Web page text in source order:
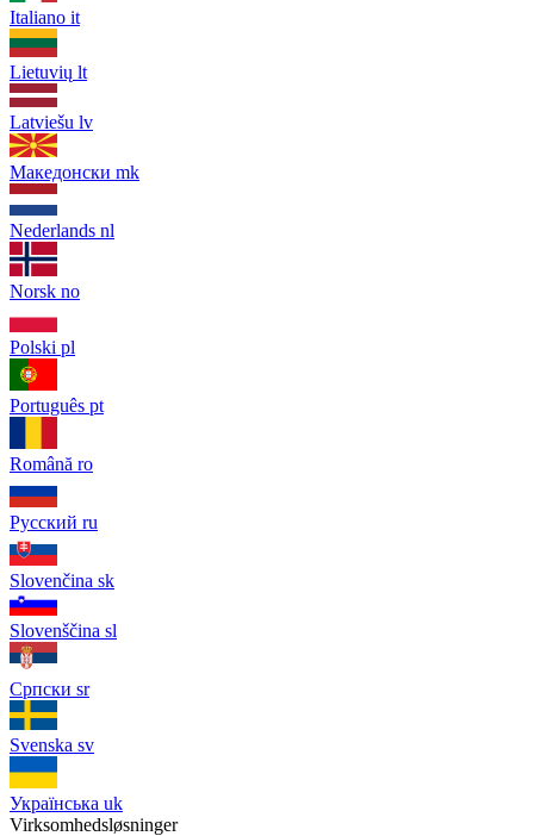
Italiano it
Lietuvių lt
Latviešu lv
Македонски mk
Nederlands nl
Norsk no
Polski pl
Português pt
Română ro
Русский ru
Slovenčina sk
Slovenščina sl
Српски sr
Svenska sv
Українська uk
Virksomhedsløsninger